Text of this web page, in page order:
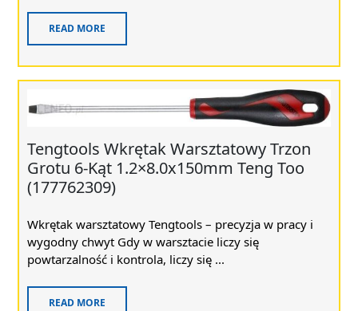
READ MORE
Tengtools Wkrętak Warsztatowy Trzon
Grotu 6-Kąt 1.2×8.0x150mm Teng Too
(177762309)
Wkrętak warsztatowy Tengtools – precyzja w pracy i
wygodny chwyt Gdy w warsztacie liczy się
powtarzalność i kontrola, liczy się ...
READ MORE